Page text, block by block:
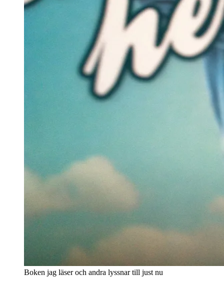
Boken jag läser och andra lyssnar till just nu